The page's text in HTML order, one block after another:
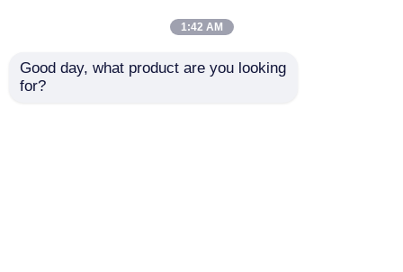
Κόκκινη Λευκή Ταινία
προειδοποίησης
1:42 AM
Good day, what product are you looking
for?